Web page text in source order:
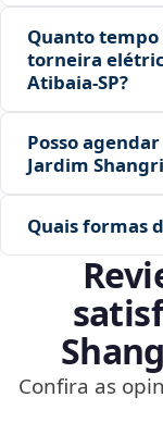
Quanto
torneira
Atibaia‑SP?
Posso
Jardim
Quais formas
Confira as